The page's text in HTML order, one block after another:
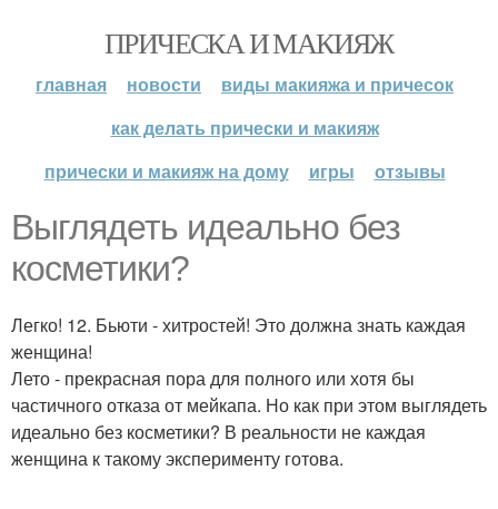
ПРИЧЕСКА И МАКИЯЖ
главная новости
виды макияжа и причесок
как делать прически и макияж
прически и макияж на дому
игры отзывы
Выглядеть идеально без
косметики?
Легко! 12. Бьюти - хитростей! Это должна знать каждая
женщина!
Лето - прекрасная пора для полного или хотя бы
частичного отказа от мейкапа. Но как при этом выглядеть
идеально без косметики? В реальности не каждая
женщина к такому эксперименту готова.